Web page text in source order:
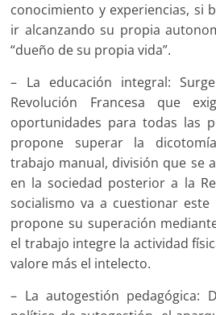
conocimiento y experiencias, si
ir alcanzando su propia
“dueño de su propia vida”.
– La educación integral:
Revolución Francesa que
oportunidades para todas las
propone superar la
trabajo manual, división que se
en la sociedad posterior a la
socialismo va a cuestionar
propone su superación
el trabajo integre la actividad
valore más el intelecto.
– La autogestión pedagógica: